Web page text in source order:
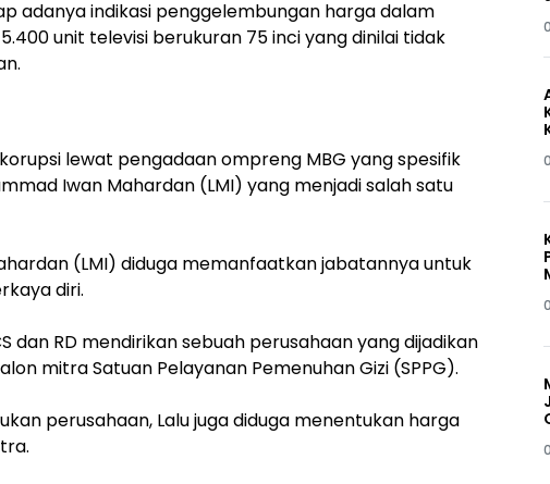
adanya indikasi penggelembungan harga dalam
unit televisi berukuran 75 inci yang dinilai tidak
lewat pengadaan ompreng MBG yang spesifik
Iwan Mahardan (LMI) yang menjadi salah satu
(LMI) diduga memanfaatkan jabatannya untuk
diri.
dan RD mendirikan sebuah perusahaan yang dijadikan
mitra Satuan Pelayanan Pemenuhan Gizi (SPPG).
perusahaan, Lalu juga diduga menentukan harga